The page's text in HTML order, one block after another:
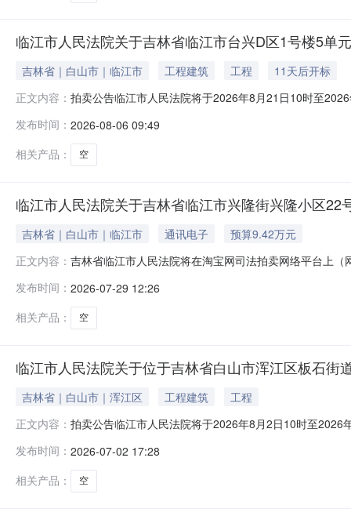
临江市人民法院关于吉林省临江市台兴D区1号楼5单
吉林省｜白山市｜临江市 工程建筑 工程
11天后开标
正文内容： 拍卖公告临江市人民法院将于2026年8月21日10时至
2026年4月7日时点的参考价为87447.00元。起拍价和成
二、拍卖标的
发布时间： 2026-08-06 09:49
相关产品：
空
临江市人民法院关于吉林省临江市兴隆街兴隆小区
吉林省｜白山市｜临江市 通讯电子
预算9.42万元
正文内容： 吉林省临江市人民法院将在淘宝网司法拍卖网络平台上
无租赁，评估价格为94202.00元。房屋拖欠水费、电费
发布时间： 2026-07-29 12:26
相关产品：
空
临江市人民法院关于位于吉林省白山市浑江区板石
吉林省｜白山市｜浑江区 工程建筑
工程
正文内容： 拍卖公告临江市人民法院将于2026年8月2日10时至
不动产权第0014263号、吉（2017）白山市不动产权第
发布时间： 2026-07-02 17:28
相关产品：
空